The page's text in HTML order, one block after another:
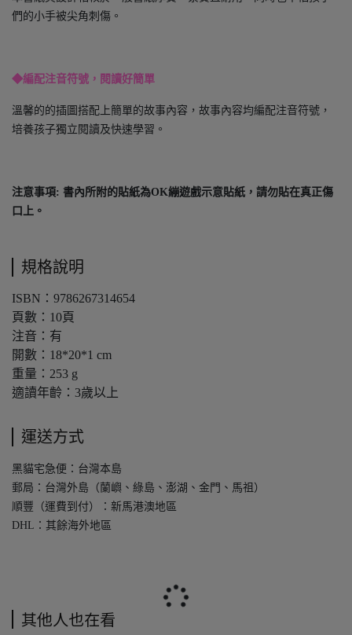
們的小手被尖角刺傷。
◆編配注音符號，閱讀好簡單
溫馨的的插圖搭配上簡單的故事內容，故事內容均編配注音符號，
培養孩子獨立閱讀及快速學習。
注意事項: 書內所附的貼紙為OK繃遊戲示意貼紙，請勿貼在真正傷
口上。
規格說明
ISBN：9786267314654
頁數：10頁
注音：有
開數：18*20*1 cm
重量：253 g
適讀年齡：3歲以上
運送方式
黑貓宅急便：台灣本島
郵局：台灣外島（蘭嶼、綠島、澎湖、金門、馬祖）
順豐（運費到付）：新馬港澳地區
DHL：其餘海外地區
其他人也在看